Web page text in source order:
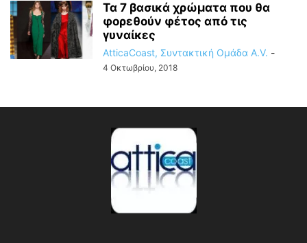
Τα 7 βασικά χρώματα που θα
φορεθούν φέτος από τις
γυναίκες
AtticaCoast, Συντακτική Ομάδα A.V. -
4 Οκτωβρίου, 2018